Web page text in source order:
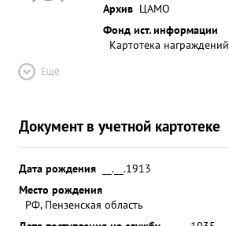
Архив ЦАМО
Фонд ист. информации
Картотека награждений
Ещё
Документ в учетной картотеке
Дата рождения
__.__.1913
Место рождения
РФ, Пензенская область